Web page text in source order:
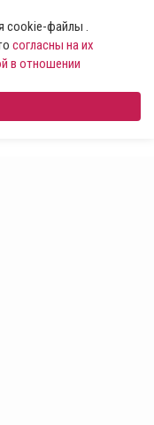
cookie-файлы .
согласны на их
в отношении